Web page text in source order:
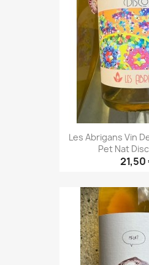
Les Abrigans Vin
Pet Nat
21,50